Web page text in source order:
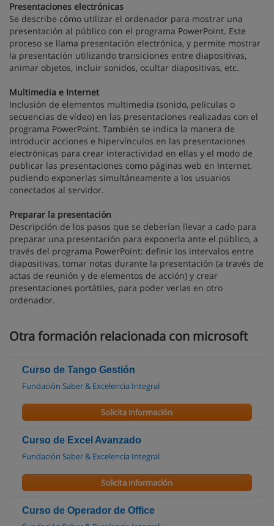
Presentaciones electrónicas
Se describe cómo utilizar el ordenador para mostrar una
presentación al público con el programa PowerPoint. Este
proceso se llama presentación electrónica, y permite mostrar
la presentación utilizando transiciones entre diapositivas,
animar objetos, incluir sonidos, ocultar diapositivas, etc.
Multimedia e Internet
Inclusión de elementos multimedia (sonido, películas o
secuencias de vídeo) en las presentaciones realizadas con el
programa PowerPoint. También se indica la manera de
introducir acciones e hipervínculos en las presentaciones
electrónicas para crear interactividad en ellas y el modo de
publicar las presentaciones como páginas web en Internet,
pudiendo exponerlas simultáneamente a los usuarios
conectados al servidor.
Preparar la presentación
Descripción de los pasos que se deberían llevar a cado para
preparar una presentación para exponerla ante el público, a
través del programa PowerPoint: definir los intervalos entre
diapositivas, tomar notas durante la presentación (a través de
actas de reunión y de elementos de acción) y crear
presentaciones portátiles, para poder verlas en otro
ordenador.
Otra formación relacionada con microsoft
Curso de Tango Gestión
Fundación Saber & Excelencia Integral
Solicita información
Curso de Excel Avanzado
Fundación Saber & Excelencia Integral
Solicita información
Curso de Operador de Office